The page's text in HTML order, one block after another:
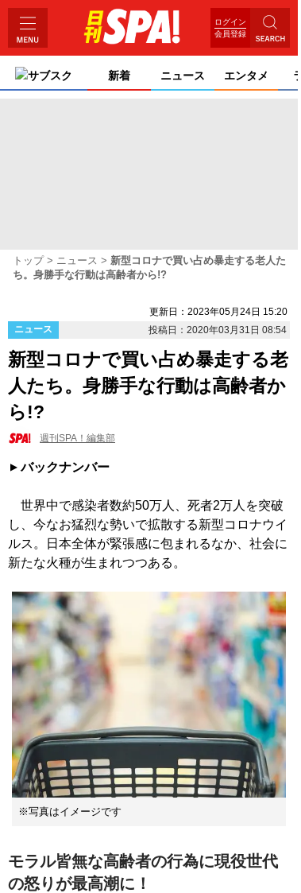
ログイン
会員登録
サブスク 新着 ニュース エンタメ
トップ ニュース
新型コロナで買い占め暴走する老人た
ち。身勝手な行動は高齢者から!?
更新日：2023年05月24日 15:20
ニュース
投稿日：2020年03月31日 08:54
新型コロナで買い占め暴走する老
人たち。身勝手な行動は高齢者か
ら!?
週刊SPA！編集部
バックナンバー
世界中で感染者数約50万人、死者2万人を突破
し、今なお猛烈な勢いで拡散する新型コロナウイ
ルス。日本全体が緊張感に包まれるなか、社会に
新たな火種が生まれつつある。
※写真はイメージです
モラル皆無な高齢者の行為に現役世代
の怒りが最高潮に！